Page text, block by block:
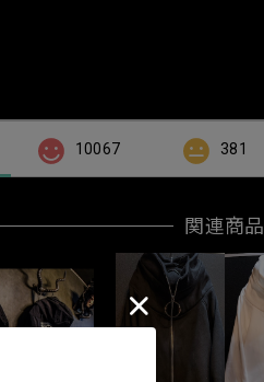
10067 381
関連商品